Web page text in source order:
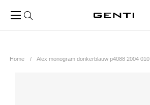
Home Alex monogram donkerblauw p4088 2004 010